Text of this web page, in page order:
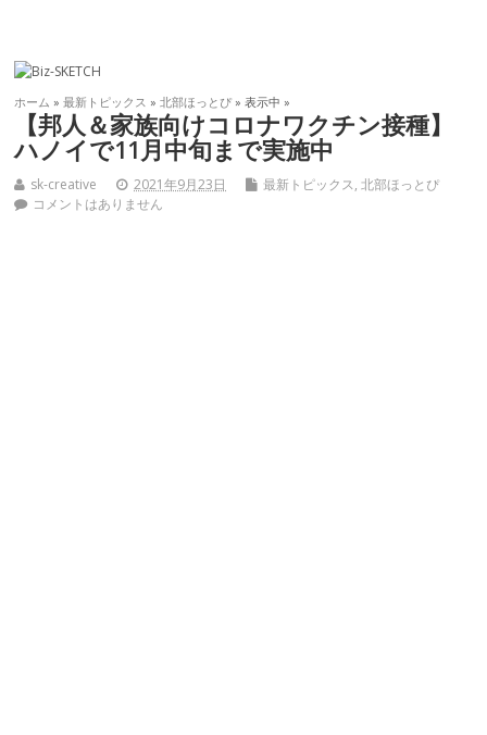
ホーム »最新トピックス »北部ほっとぴ » 表示中 »
【邦人＆家族向けコロナワクチン接種】
ハノイで11月中旬まで実施中
sk-creative 2021年9月23日 最新トピックス,北部ほっとぴ
コメントはありません